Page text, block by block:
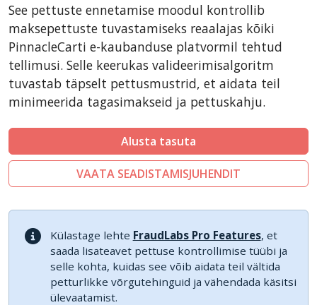
LiteCart
ZenCart
FoxyCart
Easy Digital Downloads
nopCommerce
Ecwid by Lightspeed
WISECP
ThirtyBees
Sylius
See pettuste ennetamise moodul kontrollib
maksepettuste tuvastamiseks reaalajas kõiki
PinnacleCarti e-kaubanduse platvormil tehtud
tellimusi. Selle keerukas valideerimisalgoritm
tuvastab täpselt pettusmustrid, et aidata teil
minimeerida tagasimakseid ja pettuskahju.
Alusta tasuta
VAATA SEADISTAMISJUHENDIT
Külastage lehte FraudLabs Pro Features, et
saada lisateavet pettuse kontrollimise tüübi ja
selle kohta, kuidas see võib aidata teil vältida
petturlikke võrgutehinguid ja vähendada käsitsi
ülevaatamist.